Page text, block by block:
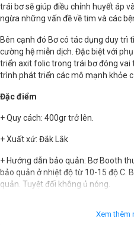
trái bơ sẽ giúp điều chỉnh huyết áp
ngừa những vấn đề về tim và các
Bên cạnh đó Bơ có tác dụng duy trì
cường hệ miễn dịch. Đặc biệt với
triển axit folic trong trái bơ đóng vai
trình phát triển các mô mạnh khỏe
Đặc điểm
+ Quy cách: 400gr trở lên.
+ Xuất xứ: Đắk Lắk
+ Hướng dẫn bảo quản: Bơ Booth
bảo quản ở nhiệt độ từ 10-15 độ C.
quản. Tuyệt đối không ủ nóng.
Xem thêm